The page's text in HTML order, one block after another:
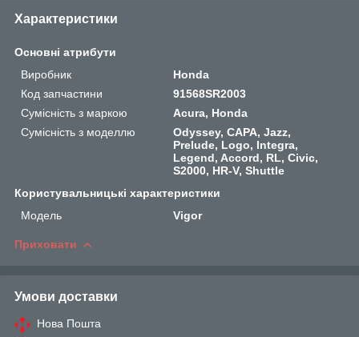
Характеристики
Основні атрибути
Виробник
Honda
Код запчастини
91568SR2003
Сумісність з маркою
Acura, Honda
Сумісність з моделлю
Odyssey, CAPA, Jazz,
Prelude, Logo, Integra,
Legend, Accord, RL, Civic,
S2000, HR-V, Shuttle
Користувальницькі характеристики
Мoдель
Vigor
Приховати
Умови доставки
Нова Пошта